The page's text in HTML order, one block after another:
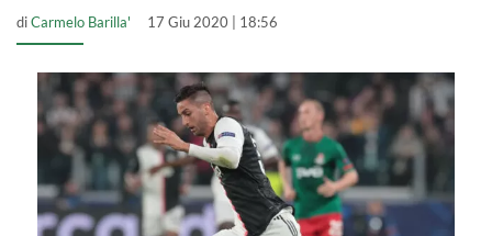
diCarmelo Barilla' 17 Giu 2020 | 18:56